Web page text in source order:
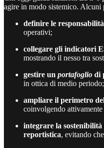
agire in modo sistemico. Alcuni
definire le responsabilità
operativi;
collegare gli indicatori
mostrando il nesso tra
gestire un portafoglio di
in ottica di medio periodo;
ampliare il perimetro
coinvolgendo
integrare la
reportistica, evitando